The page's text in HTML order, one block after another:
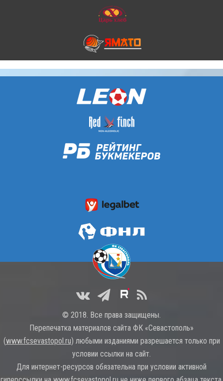
© 2018. Все права защищены.
Перепечатка материалов сайта ФК «Севастополь»
(www.fcsevastopol.ru) любыми изданиями разрешается только при
условии ссылки на сайт.
Для интернет-ресурсов обязательна при условии активной